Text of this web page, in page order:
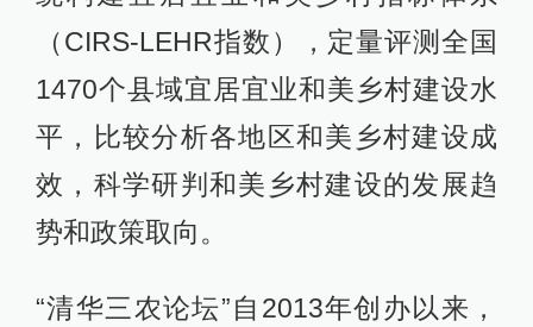
（CIRS-LEHR指数），定量评测全国
1470个县域宜居宜业和美乡村建设水
平，比较分析各地区和美乡村建设成
效，科学研判和美乡村建设的发展趋
势和政策取向。
“清华三农论坛”自2013年创办以来，